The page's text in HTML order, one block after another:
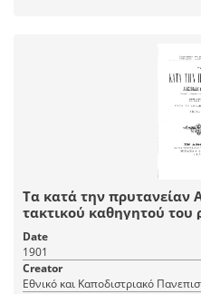
Τα κατά την πρυτανείαν
τακτικού καθηγητού του
πρυτανεύσαντος κατά το
Date
1901
Creator
Εθνικό και Καποδιστριακό